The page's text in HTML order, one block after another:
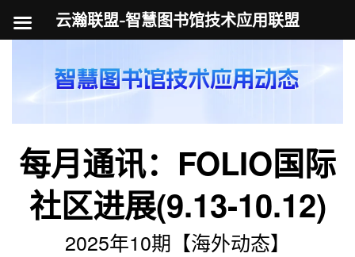
每月通讯：FOLIO国际
社区进展(9.13-10.12)
2025年10期【海外动态】
云瀚联盟-智慧图书馆技术应用联盟